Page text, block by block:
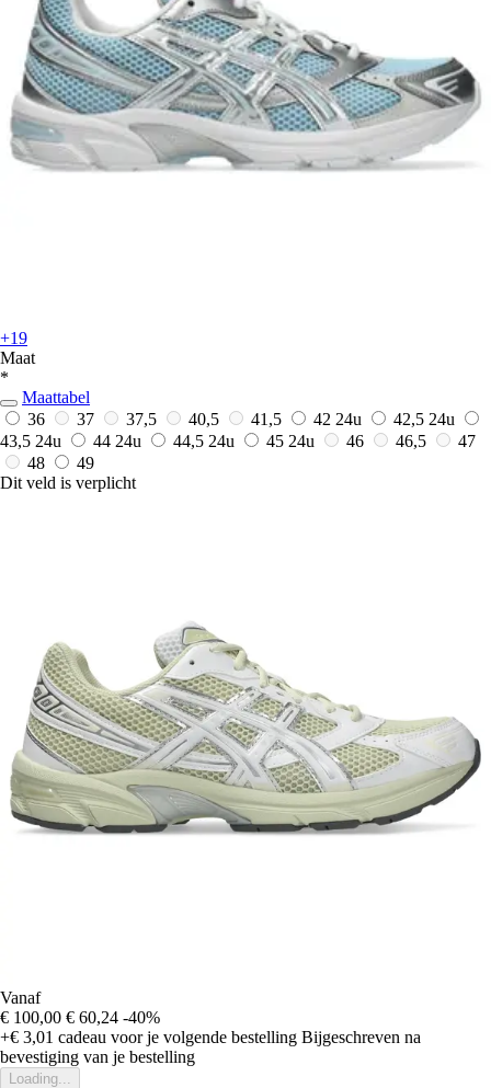
+19
Maat
*
Maattabel
36
37 37,5 40,5 41,5 42 24u 42,5 24u
43,5 24u 44 24u 44,5 24u 45 24u 46 46,5
47
48
49
Dit veld is verplicht
Vanaf
€ 100,00 € 60,24 -40%
+€ 3,01 cadeau voor je volgende bestelling Bijgeschreven na
bevestiging van je bestelling
Loading...